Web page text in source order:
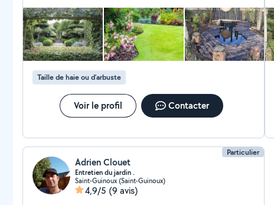
d'arbres et arbustes - petit élagage - évacuation des
déchets verts - clôture en bois
Taille de haie ou d'arbuste
Voir le profil Contacter
Particulier
Adrien Clouet
Entretien du jardin .
Saint-Guinoux (Saint-Guinoux)
4,9/5 (9 avis)